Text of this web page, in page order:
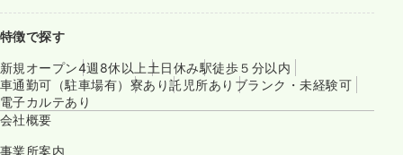
特徴で探す
新規オープン4週8休以上 土日休み駅徒歩５分以内
車通勤可（駐車場有） 寮あり託児所あり ブランク・未経験可
電子カルテあり
会社概要
事業所案内